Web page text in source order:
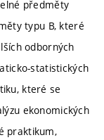
předměty
typu B, které
odborných
statistických
které se
ekonomických
praktikum,